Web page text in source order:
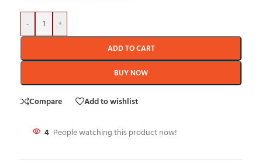
- +
ADD TO CART
BUY NOW
Compare Add to wishlist
4 People watching this product now!